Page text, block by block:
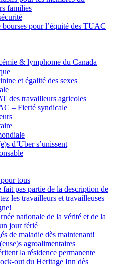
families
bourses pour l’équité des TUAC
& lymphome du Canada
et égalité des sexes
des travailleurs agricoles
– Fierté syndicale
d’Uber s’unissent
tous
pas partie de la description de
les travailleurs et travailleuses
nationale de la vérité et de la
jour férié
de maladie dès maintenant!
agroalimentaires
la résidence permanente
out du Heritage Inn dès